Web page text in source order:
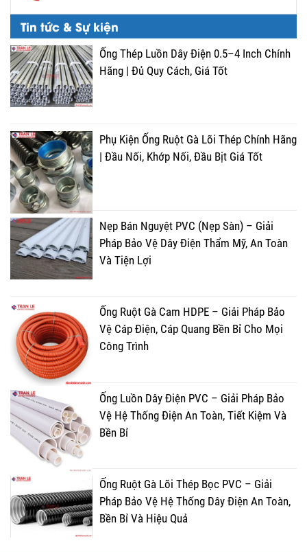
Tin tức & Sự kiện
Ống Thép Luồn Dây Điện 0.5–4 Inch Chính
Hãng | Đủ Quy Cách, Giá Tốt
Phụ Kiện Ống Ruột Gà Lõi Thép Chính Hãng
| Đầu Nối, Khớp Nối, Đầu Bịt Giá Tốt
Nẹp Bán Nguyệt PVC (Nẹp Sàn) – Giải
Pháp Bảo Vệ Dây Điện Thẩm Mỹ, An Toàn
Và Tiện Lợi
Ống Ruột Gà Cam HDPE – Giải Pháp Bảo
Vệ Cáp Điện, Cáp Quang Bền Bỉ Cho Mọi
Công Trình
Ống Luồn Dây Điện PVC – Giải Pháp Bảo
Vệ Hệ Thống Điện An Toàn, Tiết Kiệm Và
Bền Bỉ
Ống Ruột Gà Lõi Thép Bọc PVC – Giải
Pháp Bảo Vệ Hệ Thống Dây Điện An Toàn,
Bền Bỉ Và Hiệu Quả